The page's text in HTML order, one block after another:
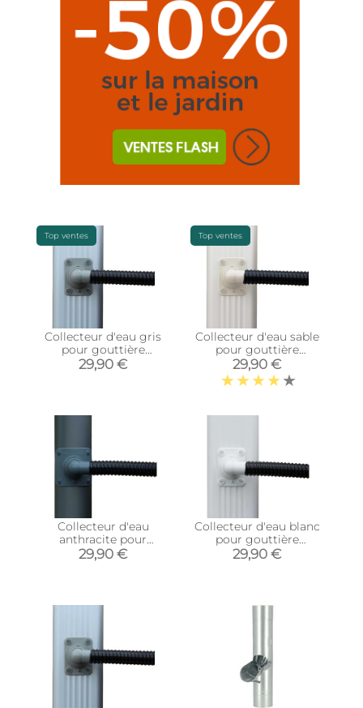
Top ventes
Collecteur d'eau gris
pour gouttière
rectangulaire (Pour
descente rectangulaire
29,90 €
Top ventes
Collecteur d'eau sable
pour gouttière
rectangulaire (Pour
descente rectangulaire
60 x 80 mm)
29,90 €
Collecteur d'eau
anthracite pour
gouttière circulaire
(Pour descente
29,90 €
Collecteur d'eau blanc
pour gouttière
rectangulaire (Pour
descente rectangulaire
29,90 €